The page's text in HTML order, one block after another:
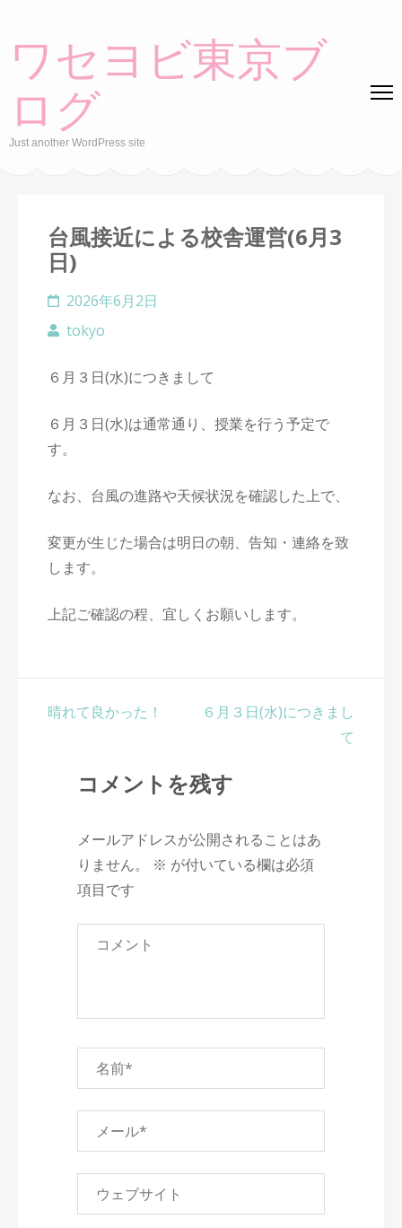
content
ワセヨビ東京ブ
ログ
Just another WordPress site
台風接近による校舎運営(6月3
日)
2026年6月2日
tokyo
６月３日(水)につきまして
６月３日(水)は通常通り、授業を行う予定で
す。
なお、台風の進路や天候状況を確認した上で、
変更が生じた場合は明日の朝、告知・連絡を致
します。
上記ご確認の程、宜しくお願いします。
投
晴れて良かった！
６月３日(水)につきまし
て
コメントを残す
メールアドレスが公開されることはあ
りません。
※ が付いている欄は必須
項目です